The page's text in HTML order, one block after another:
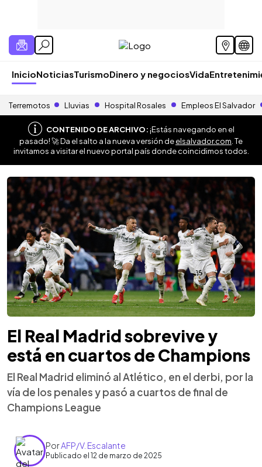
InicioNoticiasTurismoDinero y negociosVida
Terremotos Lluvias Hospital Rosales Empleos El Salvador
CONTENIDO DE ARCHIVO:¡Estás navegando en el
pasado! 🚀 Da el salto a la nueva versión deelsalvador.com . Te
invitamos a visitar el nuevo portal país donde coincidimos todos.
El Real Madrid sobrevive y
está en cuartos de Champions
El Real Madrid eliminó al Atlético, en el derbi, por la
vía de los penales y pasó a cuartos de final de
Champions League
PorAFP/V. Escalante
Publicado el 12 de marzo de 2025